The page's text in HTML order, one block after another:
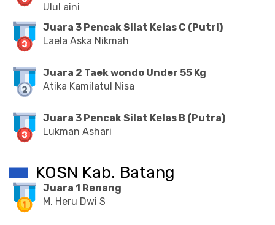
Ulul aini
Juara 3 Pencak Silat Kelas C (Putri)
Laela Aska Nikmah
Juara 2 Taek wondo Under 55 Kg
Atika Kamilatul Nisa
Juara 3 Pencak Silat Kelas B (Putra)
Lukman Ashari
KOSN Kab. Batang
Juara 1 Renang
M. Heru Dwi S